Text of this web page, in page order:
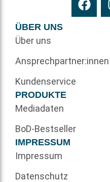
ÜBER UNS
Über uns
Ansprechpartner:innen
Kundenservice
PRODUKTE
Mediadaten
BoD-Bestseller
IMPRESSUM
Impressum
Datenschutz